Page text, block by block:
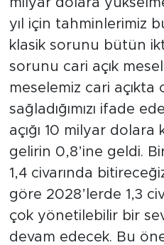
yıl için tahminlerimiz
klasik sorunu bütün
sorunu cari açık
meselemiz cari
sağladığımızı ifade
açığı 10 milyar
gelirin 0,8’ine geldi.
1,4 civarında
göre 2028’lerde 1,3
çok yönetilebilir bir
devam edecek. Bu